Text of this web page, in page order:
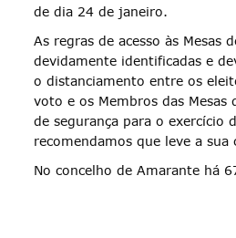
de dia 24 de janeiro.
As regras de acesso às Mesas
devidamente identificadas e
o distanciamento entre os
voto e os Membros das Mesas
de segurança para o exercício
recomendamos que leve a sua
No concelho de Amarante há